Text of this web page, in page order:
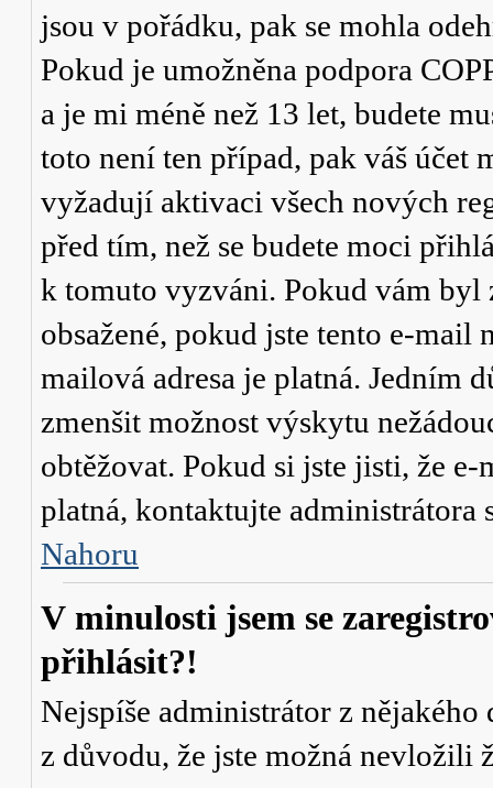
jsou v pořádku, pak se mohla
Pokud je umožněna podpora
a je mi méně než 13 let, budete
toto není ten případ, pak váš účet
vyžadují aktivaci všech nových
před tím, než se budete moci
k tomuto vyzváni. Pokud vám byl
obsažené, pokud jste tento e-mail
mailová adresa je platná. Jedním
zmenšit možnost výskytu
obtěžovat. Pokud si jste jisti, že
platná, kontaktujte administrátora
Nahoru
V minulosti jsem se
přihlásit?!
Nejspíše administrátor z
z důvodu, že jste možná nevložili